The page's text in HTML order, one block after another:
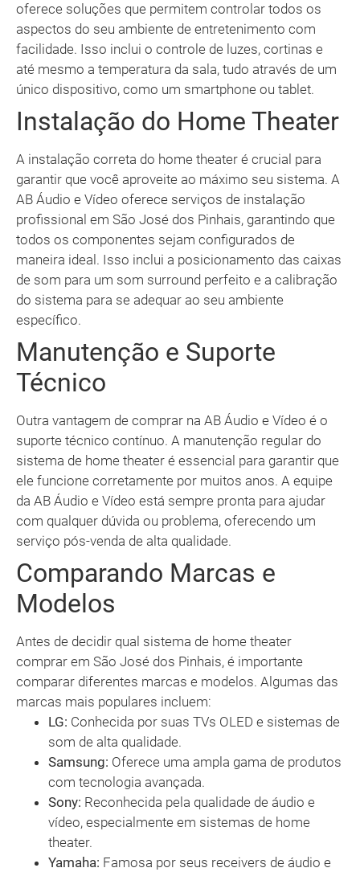
oferece soluções que permitem controlar todos os
aspectos do seu ambiente de entretenimento com
facilidade. Isso inclui o controle de luzes, cortinas e
até mesmo a temperatura da sala, tudo através de um
único dispositivo, como um smartphone ou tablet.
Instalação do Home Theater
A instalação correta do home theater é crucial para
garantir que você aproveite ao máximo seu sistema. A
AB Áudio e Vídeo oferece serviços de instalação
profissional em São José dos Pinhais, garantindo que
todos os componentes sejam configurados de
maneira ideal. Isso inclui a posicionamento das caixas
de som para um som surround perfeito e a calibração
do sistema para se adequar ao seu ambiente
específico.
Manutenção e Suporte
Técnico
Outra vantagem de comprar na AB Áudio e Vídeo é o
suporte técnico contínuo. A manutenção regular do
sistema de home theater é essencial para garantir que
ele funcione corretamente por muitos anos. A equipe
da AB Áudio e Vídeo está sempre pronta para ajudar
com qualquer dúvida ou problema, oferecendo um
serviço pós-venda de alta qualidade.
Comparando Marcas e
Modelos
Antes de decidir qual sistema de home theater
comprar em São José dos Pinhais, é importante
comparar diferentes marcas e modelos. Algumas das
marcas mais populares incluem:
LG: Conhecida por suas TVs OLED e sistemas de
som de alta qualidade.
Samsung: Oferece uma ampla gama de produtos
com tecnologia avançada.
Sony: Reconhecida pela qualidade de áudio e
vídeo, especialmente em sistemas de home
theater.
Yamaha: Famosa por seus receivers de áudio e